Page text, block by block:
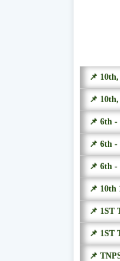
📌
📌
📌 6th -
📌 6th -
📌 6th -
📌 10th
📌 1ST
📌 1ST
📌